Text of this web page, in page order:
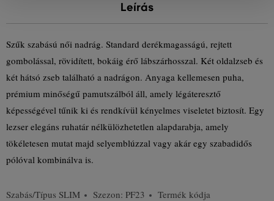
Leírás
Szűk szabású női nadrág. Standard derékmagasságú, rejtett
gombolással, rövidített, bokáig érő lábszárhosszal. Két oldalzseb és
két hátsó zseb található a nadrágon. Anyaga kellemesen puha,
prémium minőségű pamutszálból áll, amely légáteresztő
képességével tűnik ki és rendkívül kényelmes viseletet biztosít. Egy
lezser elegáns ruhatár nélkülözhetetlen alapdarabja, amely
tökéletesen mutat majd selyemblúzzal vagy akár egy szabadidős
pólóval kombinálva is.
Szabás/Típus SLIM Szezon: PF23
Termék kódja